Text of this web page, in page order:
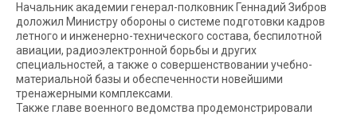
Начальник академии генерал-полковник Геннадий Зибров
доложил Министру обороны о системе подготовки кадров
летного и инженерно-технического состава, беспилотной
авиации, радиоэлектронной борьбы и других
специальностей, а также о совершенствовании учебно-
материальной базы и обеспеченности новейшими
тренажерными комплексами.
Также главе военного ведомства продемонстрировали